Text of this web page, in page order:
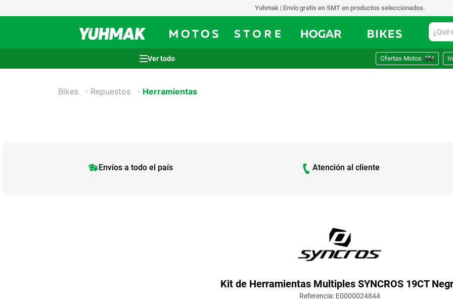
Yuhmak | Envío gratis en SMT en productos seleccionados.
¿Qué
Ofertas Motos
Bikes Repuestos Herramientas
Envíos a todo el país Atención al cliente
Kit de Herramientas Multiples SYNCROS 19CT
Referencia: E0000024844